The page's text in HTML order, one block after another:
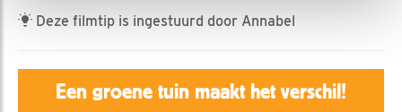
Deze filmtip is ingestuurd door Annabel
Een groene tuin maakt het verschil!